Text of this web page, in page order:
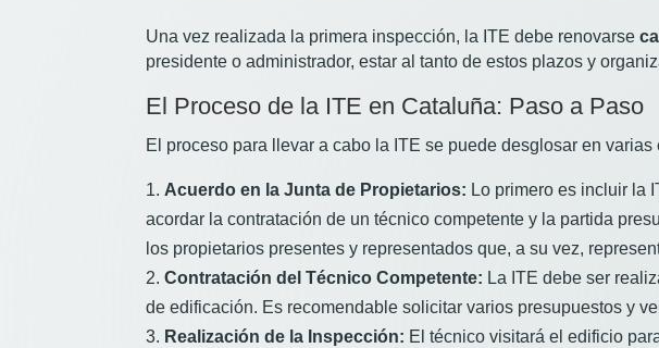
Una vez realizada la primera inspección, la ITE debe renovarse
presidente o administrador, estar al tanto de estos plazos y
El Proceso de la ITE en Cataluña: Paso a Paso
El proceso para llevar a cabo la ITE se puede desglosar en varias
Acuerdo en la Junta de Propietarios: Lo primero es incluir la
acordar la contratación de un técnico competente y la partida
los propietarios presentes y representados que, a su vez,
Contratación del Técnico Competente: La ITE debe ser
de edificación. Es recomendable solicitar varios presupuestos y
Realización de la Inspección: El técnico visitará el edificio